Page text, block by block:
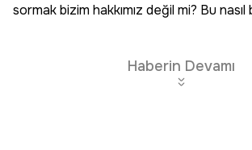
sormak bizim hakkımız değil mi? Bu
Haberin Devamı